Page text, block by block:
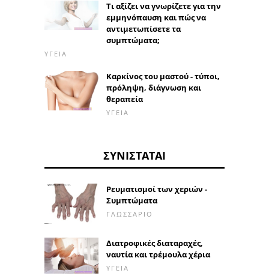
Τι αξίζει να γνωρίζετε για την
εμμηνόπαυση και πώς να
αντιμετωπίσετε τα
συμπτώματα;
ΥΓΕΊΑ
Καρκίνος του μαστού - τύποι,
πρόληψη, διάγνωση και
θεραπεία
ΥΓΕΊΑ
ΣΥΝΙΣΤΆΤΑΙ
Ρευματισμοί των χεριών -
Συμπτώματα
ΓΛΩΣΣΆΡΙΟ
Διατροφικές διαταραχές,
ναυτία και τρέμουλα χέρια
ΥΓΕΊΑ